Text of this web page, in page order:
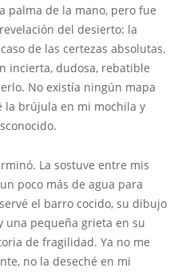
palma de la mano, pero fue
del desierto: la
de las certezas absolutas.
incierta, dudosa, rebatible
No existía ningún mapa
la brújula en mi mochila y
La sostuve entre mis
poco más de agua para
el barro cocido, su dibujo
una pequeña grieta en su
de fragilidad. Ya no me
no la deseché en mi